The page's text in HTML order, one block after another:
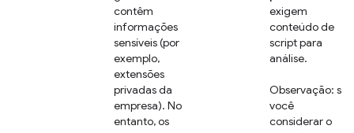
contêm
informações
sensíveis (por
exemplo,
extensões
privadas da
empresa). No
entanto, os
exigem
conteúdo de
script para
análise.
Observação: se
você
considerar o